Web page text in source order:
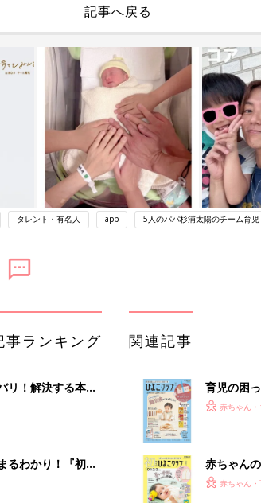
記事へ戻る
タレント・有名人 app 5人のパパ杉浦太陽のチーム育
事ランキング
リ！解決する本
』 4カ月～2才
るわかり！『初め
号』〈巻頭大特
関連記事
育児の困
『ひよこ
赤ちゃん・
赤ちゃん
てのひよ
赤ちゃん・